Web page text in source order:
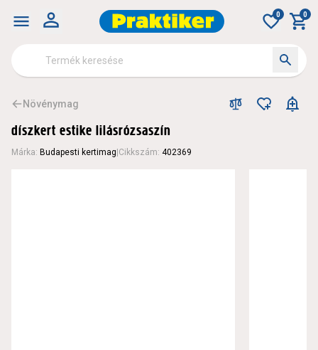
0 0
Növénymag
díszkert estike lilásrózsaszín
Márka: Budapesti kertimag Cikkszám: 402369